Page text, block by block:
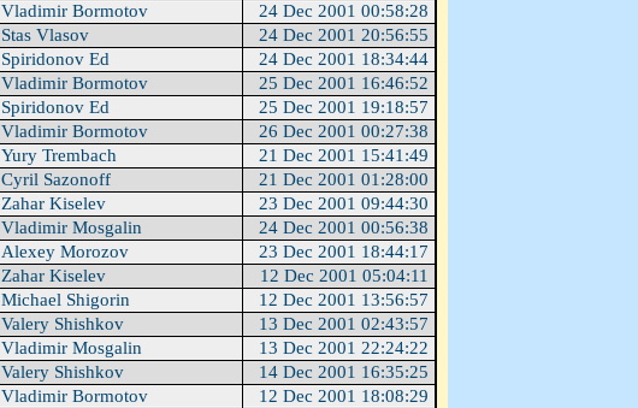
Vladimir Bormotov
24 Dec 2001 00:58:28
Stas Vlasov
24 Dec 2001 20:56:55
Spiridonov Ed
24 Dec 2001 18:34:44
Vladimir Bormotov
25 Dec 2001 16:46:52
Spiridonov Ed
25 Dec 2001 19:18:57
Vladimir Bormotov
26 Dec 2001 00:27:38
Yury Trembach
21 Dec 2001 15:41:49
Cyril Sazonoff
21 Dec 2001 01:28:00
Zahar Kiselev
23 Dec 2001 09:44:30
Vladimir Mosgalin
24 Dec 2001 00:56:38
Alexey Morozov
23 Dec 2001 18:44:17
Zahar Kiselev
12 Dec 2001 05:04:11
Michael Shigorin
12 Dec 2001 13:56:57
Valery Shishkov
13 Dec 2001 02:43:57
Vladimir Mosgalin
13 Dec 2001 22:24:22
Valery Shishkov
14 Dec 2001 16:35:25
Vladimir Bormotov
12 Dec 2001 18:08:29